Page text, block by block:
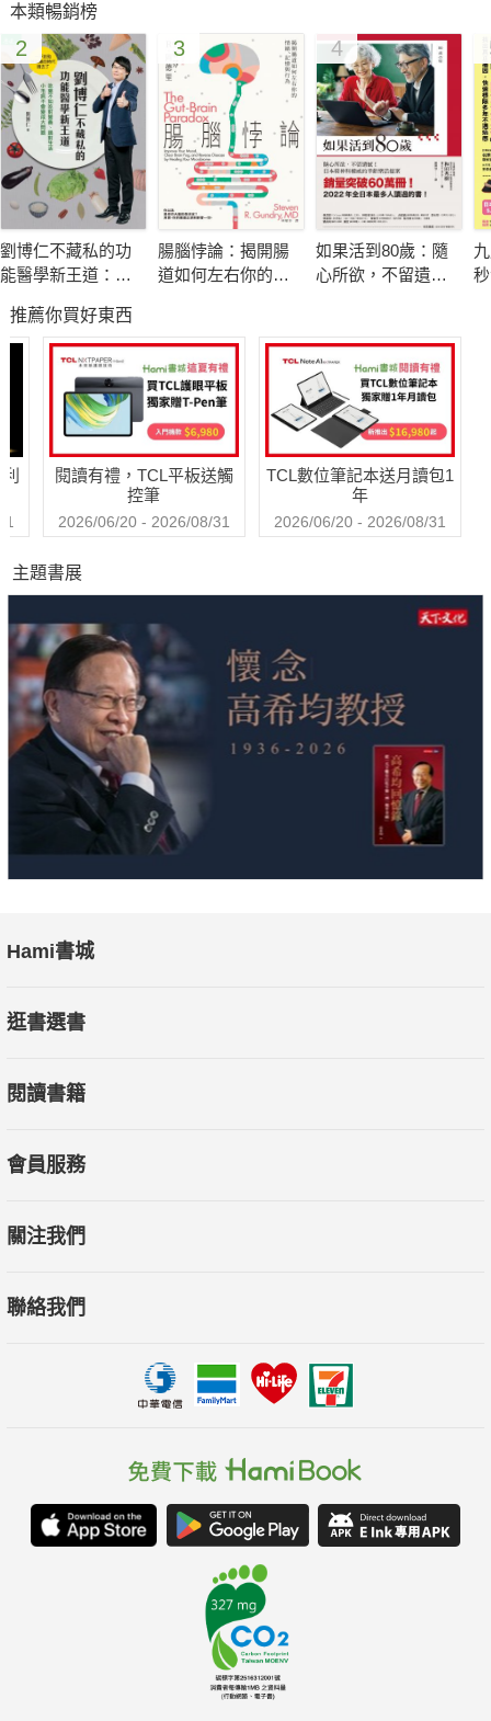
本類暢銷榜
2
劉博仁不藏私的功
能醫學新王道：吃
過對生活 小毛病不
會變成大問題
3
腸腦悖論：揭開腸
道如何左右你的情
4
如果活到80歲：隨
心所欲，不留遺
推薦你買好東西
閱讀有禮，TCL平板送觸
控筆
2026/06/20 - 2026/08/31
TCL數位筆記本送月讀包1
年
2026/06/20 - 2026/08/31
主題書展
Hami書城
逛書選書
閱讀書籍
會員服務
關注我們
聯絡我們